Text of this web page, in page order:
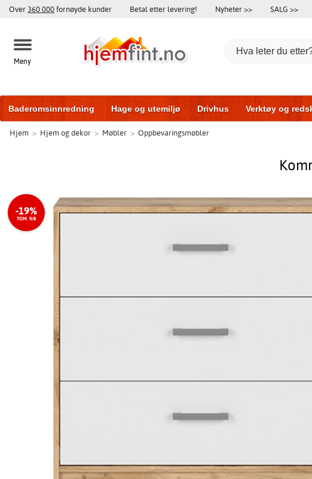
Over 360 000fornøyde kunder Betal etter levering! Nyheter >> SALG >>
Meny
Baderomsinnredning Hage og utemiljø Drivhus Verktøy og
Baderomsmøbler Hjem og innredning Treningsutstyr
Hjem > Hjem og dekor > Møbler > Oppbevaringsmøbler
-19%
TOM. 9/8